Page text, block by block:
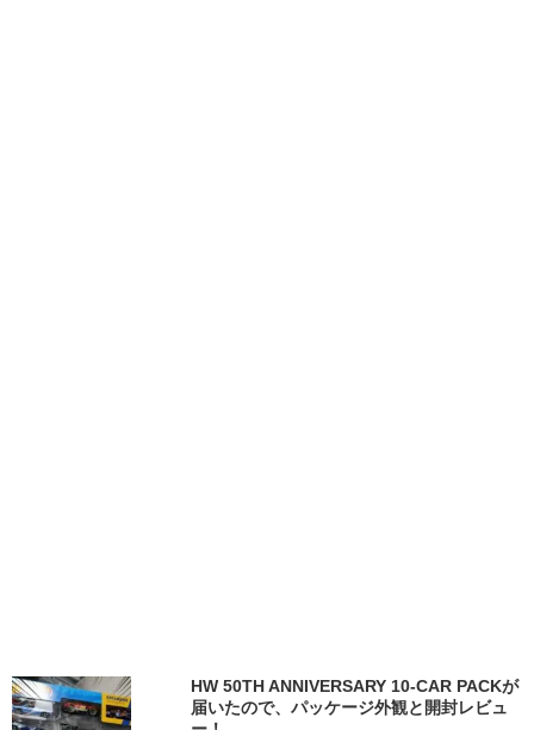
HW 50TH ANNIVERSARY 10-CAR PACKが
届いたので、パッケージ外観と開封レビュ